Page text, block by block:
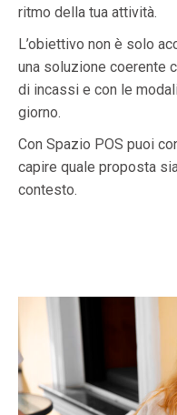
ritmo della tua attività.
L’obiettivo non è solo
una soluzione coerente
di incassi e con le
giorno.
Con Spazio POS puoi
capire quale proposta
contesto.